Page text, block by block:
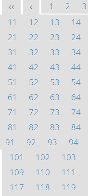
<< < 1 2 3
11
12 13 14
21
22 23 24
31
32 33 34
41
42 43 44
51
52 53 54
61
62 63 64
71
72 73 74
81
82 83 84
91
92 93 94
101
102 103
109
110 111
117
118 119